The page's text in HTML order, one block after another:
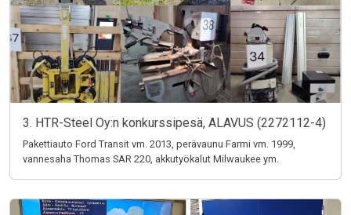
3. HTR-Steel Oy:n konkurssipesä, ALAVUS (2272112-4)
Pakettiauto Ford Transit vm. 2013, perävaunu Farmi vm. 1999,
vannesaha Thomas SAR 220, akkutyökalut Milwaukee ym.